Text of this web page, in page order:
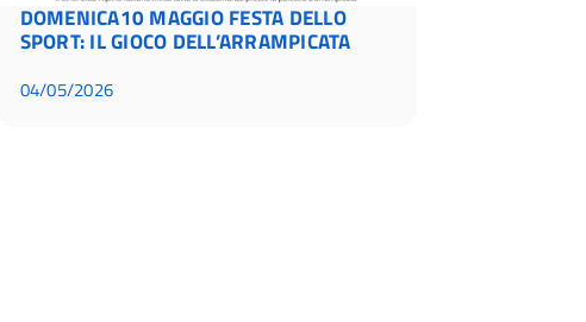
DOMENICA10 MAGGIO FESTA DELLO
SPORT: IL GIOCO DELL’ARRAMPICATA
04/05/2026